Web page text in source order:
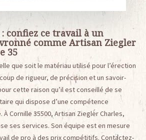
confiez ce travail à un
comme Artisan Ziegler
35
que soit le matériau utilisé pour l’érection
de rigueur, de précision et un savoir-
cette raison qu’il est conseillé de se
qui dispose d’une compétence
Cornille 35500, Artisan Ziegler Charles,
ses services. Son équipe est en mesure
de pro à des prix compétitifs. Contactez-